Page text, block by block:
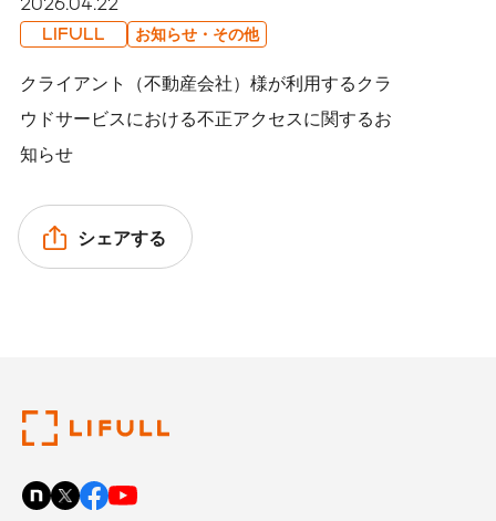
LIFULL お知らせ・その他
クライアント（不動産会社）様が利用するクラ
ウドサービスにおける不正アクセスに関するお
知らせ
シェアする